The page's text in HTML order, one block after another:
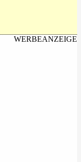
WERBEANZEIGE